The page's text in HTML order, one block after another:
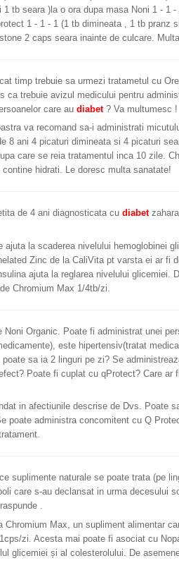
tb seara )la o ora dupa masa Noni 1 - 1
1 - 1 - 1 (1 tb dimineata , 1 tb pranz
2 caps seara inainte de culcare.
timp trebuie sa urmezi tratametul cu
ca trebuie avizul medicului pentru
care au diabet? Va multumesc !
va recomand sa-i administrati
8 ani 4 picaturi dimineata si 4 picaturi
care se reia tratamentul inca 10 zile.
hidrati. Le doresc multa sanatate!
de 4 ani diagnosticata cu diabet
ajuta la scaderea nivelului hemoglobinei
Zinc de la CaliVita pt varsta ei ar fi
ajuta la reglarea nivelului glicemiei.
Chromium Max 1/4tb/zi.
Organic. Poate fi administrat unei
este hipertensiv(tratat
sa ia 2 linguri pe zi? Se
Poate fi cuplat cu qProtect? Care ar
in afectiunile descrise de Dvs. Poate
poate administra concomitent cu Q
suplimente naturale se poate trata (pe
care s-au declansat in urma decesului
.
Max, un supliment alimentar
zi. Acesta mai poate fi asociat cu
glicemiei și al colesterolului. De